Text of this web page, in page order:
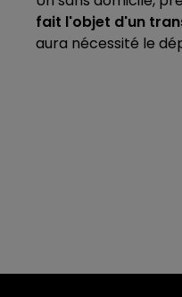
fait l'objet d'un
aura nécessité le